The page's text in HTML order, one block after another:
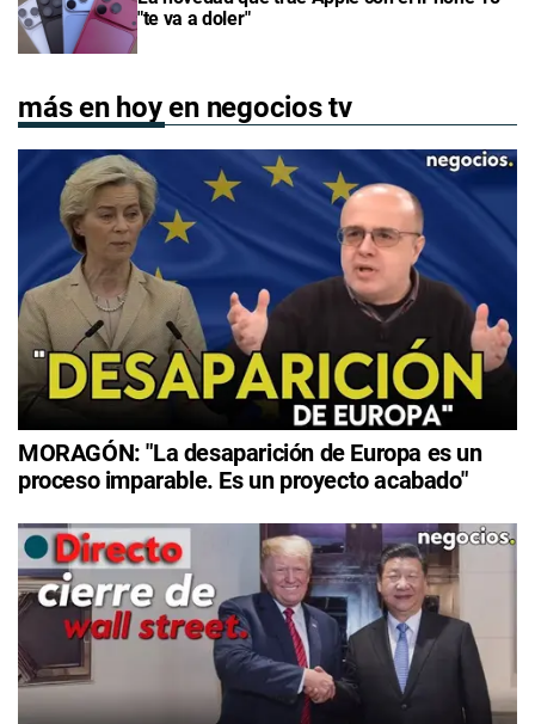
"te va a doler"
más en hoy en negocios tv
MORAGÓN: "La desaparición de Europa es un
proceso imparable. Es un proyecto acabado"